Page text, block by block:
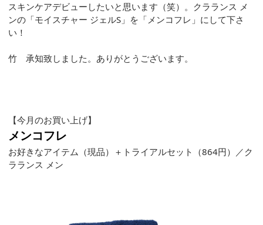
スキンケアデビューしたいと思います（笑）。クラランス メ
ンの「モイスチャー ジェルS」を「メンコフレ」にして下さ
い！
竹 承知致しました。ありがとうございます。
【今月のお買い上げ】
メンコフレ
お好きなアイテム（現品）＋トライアルセット（864円）／ク
ラランス メン